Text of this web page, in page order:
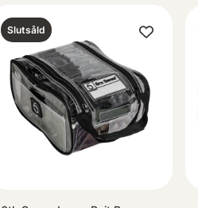
Slutsåld